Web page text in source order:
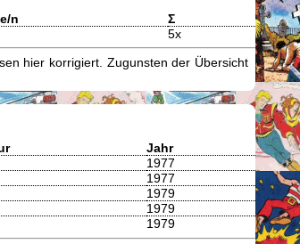
n
Σ
5x
hier korrigiert. Zugunsten der Übersicht
Jahr
1977
1977
1979
1979
1979